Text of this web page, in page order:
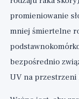
promieniowanie
mniej śmiertelne
bezpośrednio
UV na przestrzeni